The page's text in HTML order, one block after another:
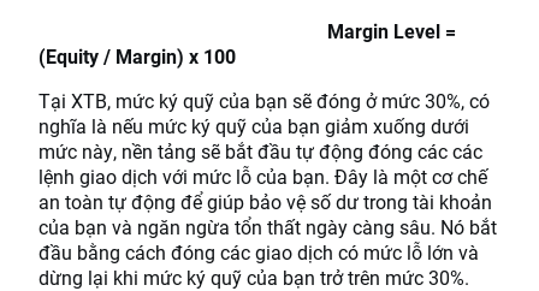
Margin Level =
(Equity / Margin) x 100
Tại XTB, mức ký quỹ của bạn sẽ đóng ở mức 30%, có
nghĩa là nếu mức ký quỹ của bạn giảm xuống dưới
mức này, nền tảng sẽ bắt đầu tự động đóng các các
lệnh giao dịch với mức lỗ của bạn. Đây là một cơ chế
an toàn tự động để giúp bảo vệ số dư trong tài khoản
của bạn và ngăn ngừa tổn thất ngày càng sâu. Nó bắt
đầu bằng cách đóng các giao dịch có mức lỗ lớn và
dừng lại khi mức ký quỹ của bạn trở trên mức 30%.